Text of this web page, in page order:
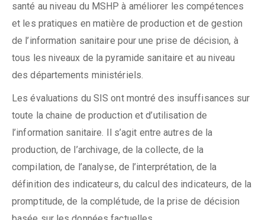
santé au niveau du MSHP à améliorer les compétences
et les pratiques en matière de production et de gestion
de l’information sanitaire pour une prise de décision, à
tous les niveaux de la pyramide sanitaire et au niveau
des départements ministériels.
Les évaluations du SIS ont montré des insuffisances sur
toute la chaine de production et d’utilisation de
l’information sanitaire. Il s’agit entre autres de la
production, de l’archivage, de la collecte, de la
compilation, de l’analyse, de l’interprétation, de la
définition des indicateurs, du calcul des indicateurs, de la
promptitude, de la complétude, de la prise de décision